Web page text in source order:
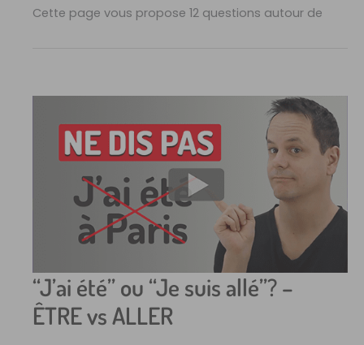
Cette page vous propose 12 questions autour de
“J’ai été” ou “Je suis allé”? –
ÊTRE vs ALLER